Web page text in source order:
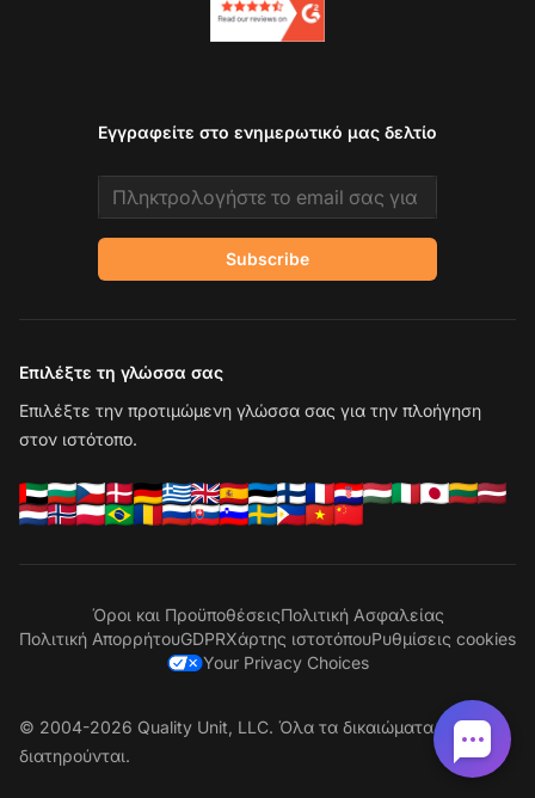
Εγγραφείτε στο ενημερωτικό μας δελτίο
Email address
Subscribe
Επιλέξτε τη γλώσσα σας
Επιλέξτε την προτιμώμενη γλώσσα σας για την πλοήγηση
στον ιστότοπο.
Όροι και ΠροϋποθέσειςΠολιτική Ασφαλείας
Πολιτική ΑπορρήτουGDPRΧάρτης ιστοτόπουΡυθμίσεις cookies
Your Privacy Choices
© 2004-2026 Quality Unit, LLC. Όλα τα δικαιώματα
διατηρούνται.